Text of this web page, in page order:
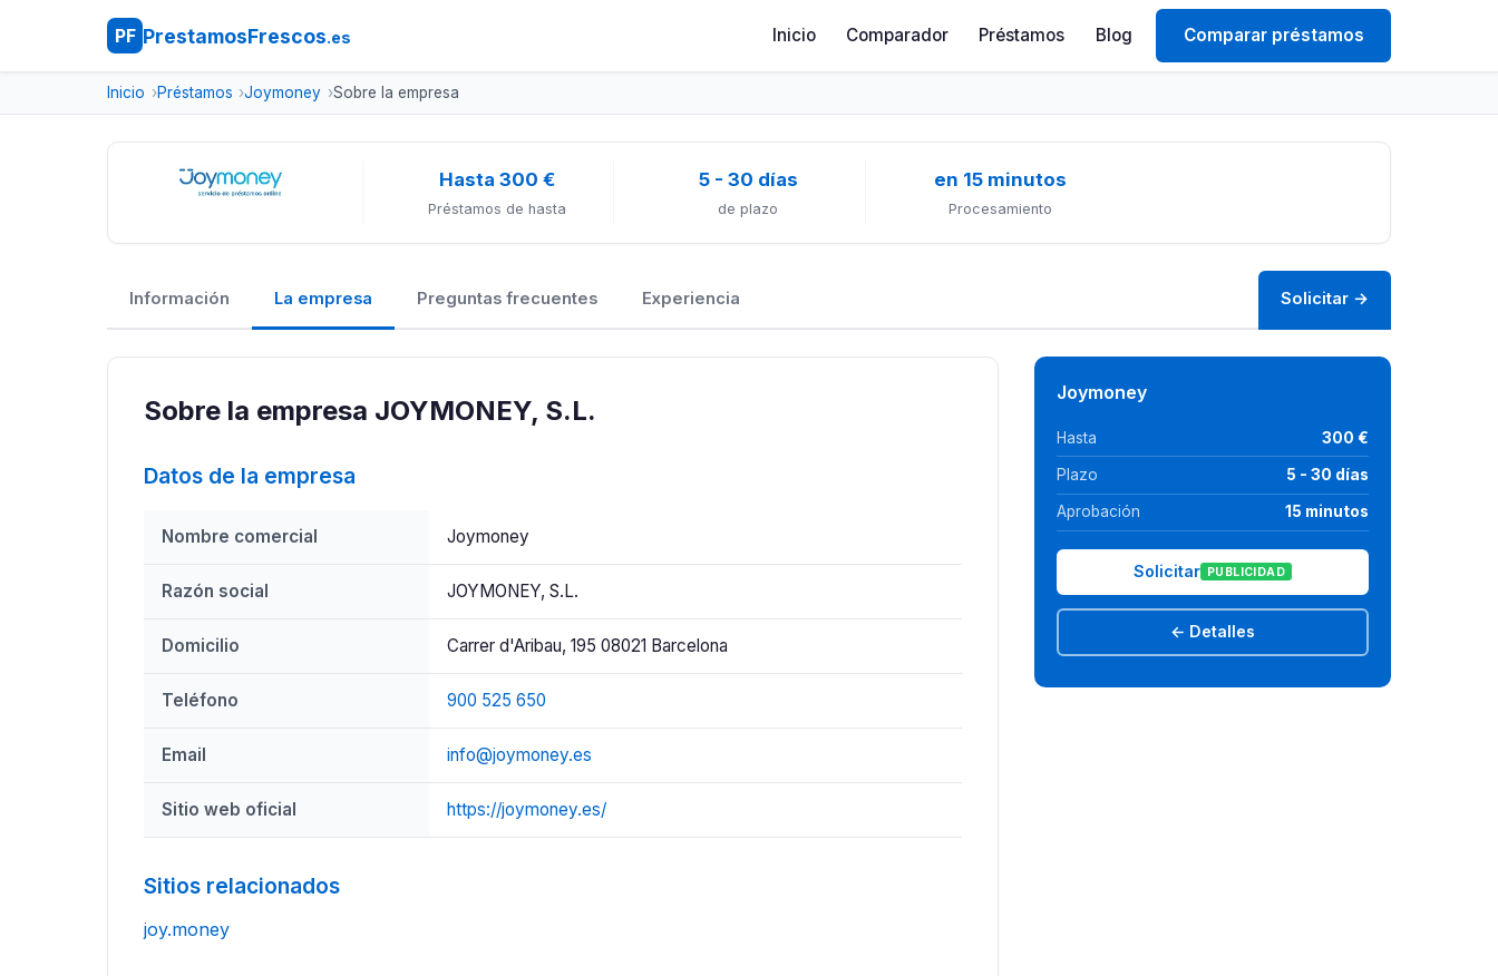
PF PrestamosFrescos.es Inicio Comparador Préstamos Blog Comparar préstamos
Inicio Préstamos Joymoney Sobre la empresa
Hasta 300 €
Préstamos de hasta
5 - 30 días
de plazo
en 15 minutos
Procesamiento
Información La empresa Preguntas frecuentes Experiencia Solicitar →
Sobre la empresa JOYMONEY, S.L.
Datos de la empresa
Nombre comercial Joymoney
Razón social JOYMONEY, S.L.
Domicilio Carrer d'Aribau, 195 08021 Barcelona
Teléfono 900 525 650
Email info@joymoney.es
Sitio web oficial https://joymoney.es/
Sitios relacionados
joy.money
Joymoney
Hasta 300 €
Plazo 5 - 30 días
Aprobación 15 minutos
Solicitar PUBLICIDAD
← Detalles